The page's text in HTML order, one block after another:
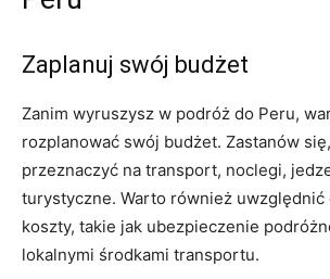
Zaplanuj swój budżet
Zanim wyruszysz w podróż do Peru,
rozplanować swój budżet. Zastanów
przeznaczyć na transport, noclegi,
turystyczne. Warto również uwzględnić‌
koszty, takie ⁣jak ubezpieczenie
lokalnymi środkami transportu.